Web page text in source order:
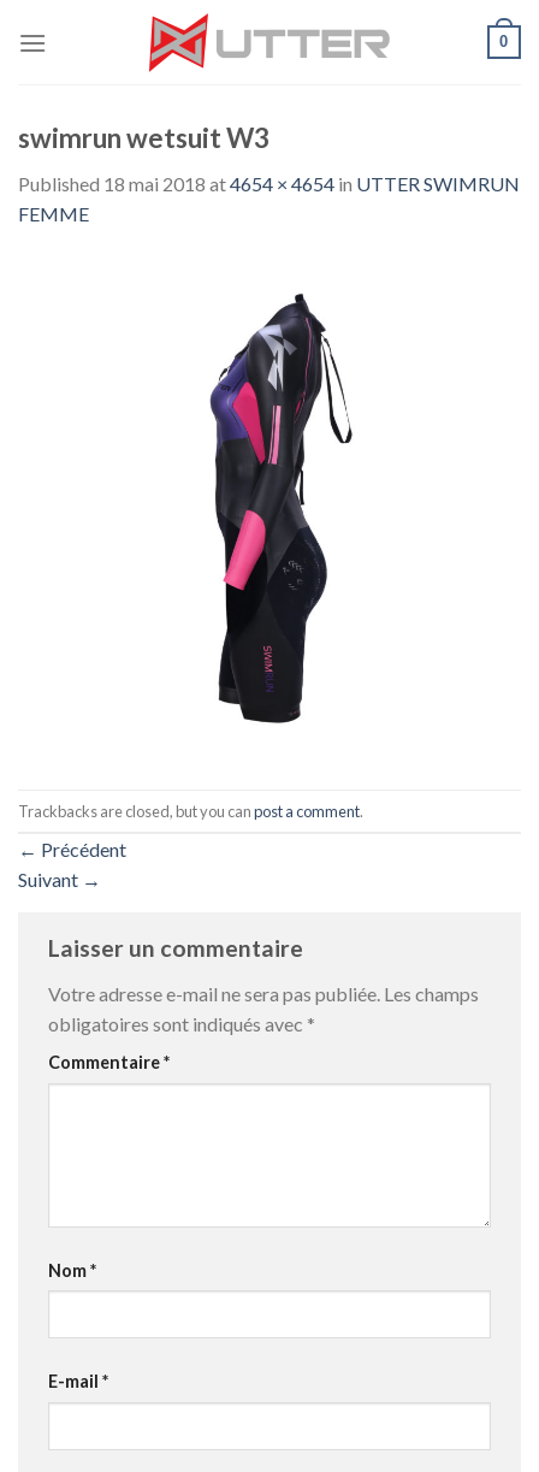
0
swimrun wetsuit W3
Published 18 mai 2018 at4654 × 4654 in UTTER SWIMRUN
FEMME
Trackbacks are closed, but you canpost a comment.
← Précédent
Suivant →
Laisser un commentaire
Votre adresse e-mail ne sera pas publiée. Les champs
obligatoires sont indiqués avec *
Commentaire*
Nom*
E-mail *